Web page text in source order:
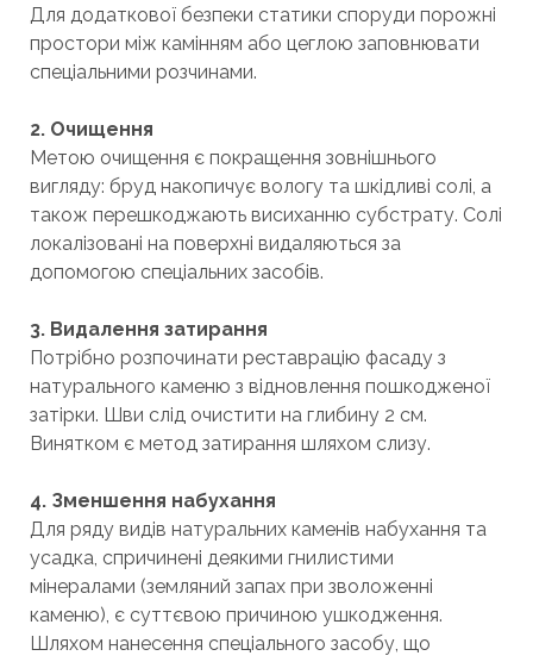
Для додаткової безпеки статики споруди порожні
простори між камінням або цеглою заповнювати
спеціальними розчинами.
2. Очищення
Метою очищення є покращення зовнішнього
вигляду: бруд накопичує вологу та шкідливі солі, а
також перешкоджають висиханню субстрату. Солі
локалізовані на поверхні видаляються за
допомогою спеціальних засобів.
3. Видалення затирання
Потрібно розпочинати реставрацію фасаду з
натурального каменю з відновлення пошкодженої
затірки. Шви слід очистити на глибину 2 см.
Винятком є метод затирання шляхом слизу.
4. Зменшення набухання
Для ряду видів натуральних каменів набухання та
усадка, спричинені деякими гнилистими
мінералами (земляний запах при зволоженні
каменю), є суттєвою причиною ушкодження.
Шляхом нанесення спеціального засобу, що